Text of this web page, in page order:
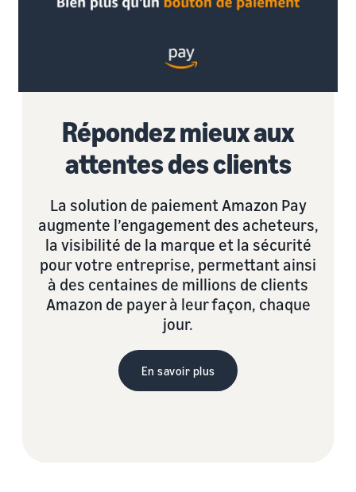
Répondez mieux aux
attentes des clients
La solution de paiement Amazon Pay
augmente l’engagement des acheteurs,
la visibilité de la marque et la sécurité
pour votre entreprise, permettant ainsi
à des centaines de millions de clients
Amazon de payer à leur façon, chaque
jour.
En savoir plus